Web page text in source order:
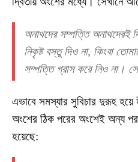
অনাথদের সম্পত্তি অনাথদেরই
নিকৃষ্ট বস্তু দিও না, কিংবা
সম্পত্তি গ্রাস করে নিও না।
এভাবে সমস্যার সুবিচার দুরূহ হয়ে
অংশের ঠিক পরের অংশেই অন্য
হয়েছে: